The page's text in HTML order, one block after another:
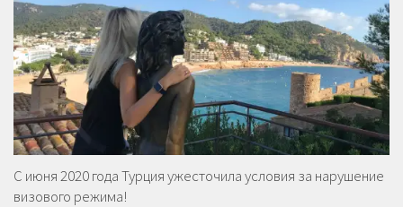
С июня 2020 года Турция ужесточила условия за нарушение
визового режима!